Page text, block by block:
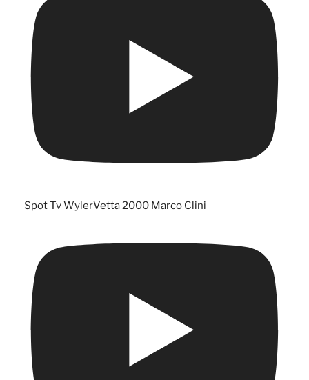
Spot Tv WylerVetta 2000 Marco Clini